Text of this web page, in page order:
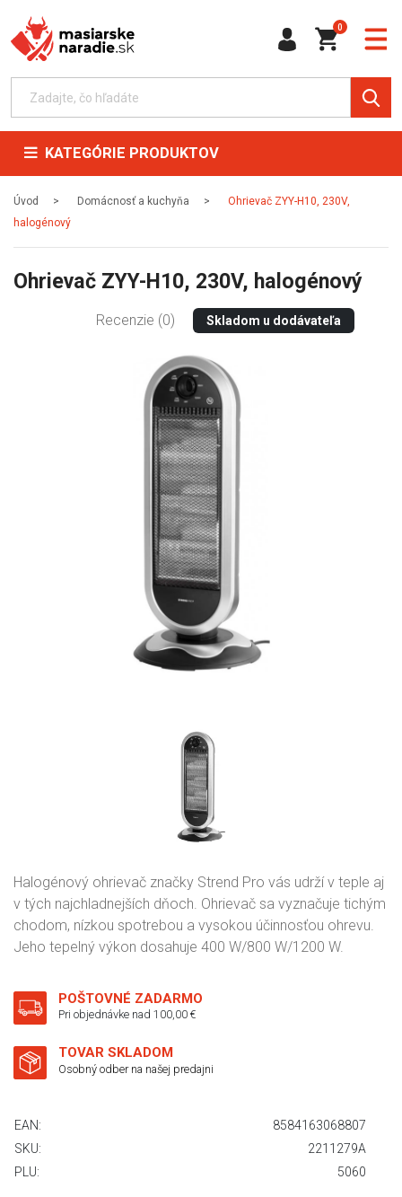
0
KATEGÓRIE PRODUKTOV
Úvod Domácnosť a kuchyňa
Ohrievač ZYY-H10, 230V,
halogénový
Ohrievač ZYY-H10, 230V, halogénový
Recenzie (0) Skladom u dodávateľa
Halogénový ohrievač značky Strend Pro vás udrží v teple aj
v tých najchladnejších dňoch. Ohrievač sa vyznačuje tichým
chodom, nízkou spotrebou a vysokou účinnosťou ohrevu.
Jeho tepelný výkon dosahuje 400 W/800 W/1200 W.
POŠTOVNÉ ZADARMO
Pri objednávke nad 100,00 €
TOVAR SKLADOM
Osobný odber na našej predajni
EAN:
8584163068807
SKU:
2211279A
PLU:
5060